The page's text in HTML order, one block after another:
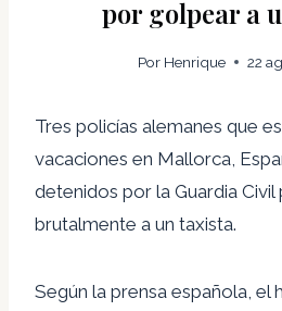
por golpear a
Por Henrique 22
Tres policías alemanes que
vacaciones en Mallorca,
detenidos por la Guardia
brutalmente a un taxista.
Según la prensa española, el